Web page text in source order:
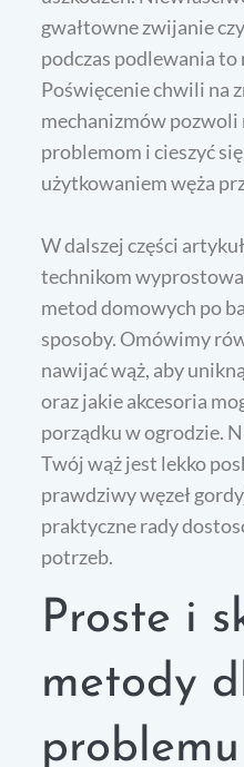
gwałtowne zwijanie
podczas podlewania
Poświęcenie chwili na
mechanizmów pozwoli
problemom i cieszyć
użytkowaniem węża
W dalszej części
technikom
metod domowych po
sposoby. Omówimy
nawijać wąż, aby
oraz jakie akcesoria
porządku w ogrodzie.
Twój wąż jest lekko
prawdziwy węzeł
praktyczne rady
potrzeb.
Proste i
metody